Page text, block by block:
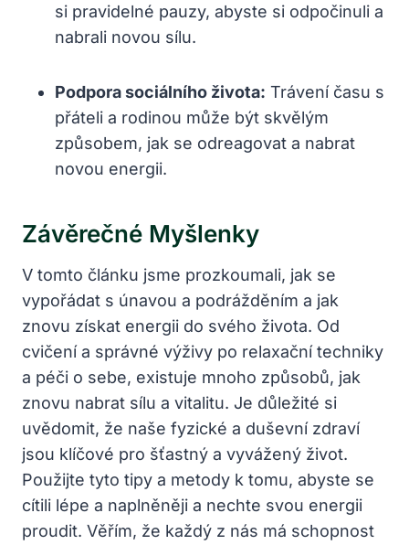
si pravidelné pauzy, abyste si odpočinuli a
nabrali novou sílu.
Podpora sociálního života: Trávení času s
přáteli a rodinou může být skvělým
způsobem, jak se odreagovat a nabrat
novou energii.
Závěrečné Myšlenky
V tomto článku jsme prozkoumali, jak se
vypořádat s únavou a podrážděním a jak
znovu získat energii do svého života. Od
cvičení a správné výživy po relaxační techniky
a péči o sebe, existuje mnoho způsobů, jak
znovu nabrat sílu a vitalitu. Je důležité si
uvědomit, že naše fyzické a duševní zdraví
jsou klíčové pro šťastný a vyvážený život.
Použijte tyto tipy a metody k tomu, abyste se
cítili lépe a naplněněji a nechte svou energii
proudit. Věřím, že každý z nás má schopnost